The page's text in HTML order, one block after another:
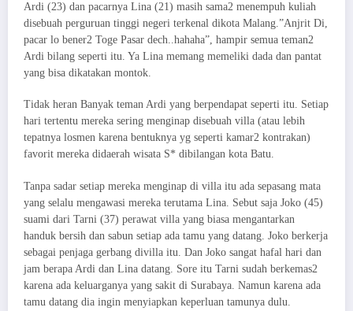
Ardi (23) dan pacarnya Lina (21) masih sama2 menempuh kuliah
disebuah perguruan tinggi negeri terkenal dikota Malang.”Anjrit Di,
pacar lo bener2 Toge Pasar dech..hahaha”, hampir semua teman2
Ardi bilang seperti itu. Ya Lina memang memeliki dada dan pantat
yang bisa dikatakan montok.
Tidak heran Banyak teman Ardi yang berpendapat seperti itu. Setiap
hari tertentu mereka sering menginap disebuah villa (atau lebih
tepatnya losmen karena bentuknya yg seperti kamar2 kontrakan)
favorit mereka didaerah wisata S* dibilangan kota Batu.
Tanpa sadar setiap mereka menginap di villa itu ada sepasang mata
yang selalu mengawasi mereka terutama Lina. Sebut saja Joko (45)
suami dari Tarni (37) perawat villa yang biasa mengantarkan
handuk bersih dan sabun setiap ada tamu yang datang. Joko berkerja
sebagai penjaga gerbang divilla itu. Dan Joko sangat hafal hari dan
jam berapa Ardi dan Lina datang. Sore itu Tarni sudah berkemas2
karena ada keluarganya yang sakit di Surabaya. Namun karena ada
tamu datang dia ingin menyiapkan keperluan tamunya dulu.